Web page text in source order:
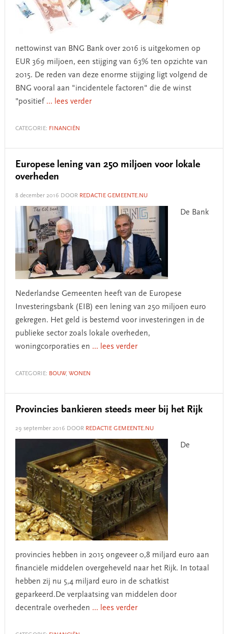
nettowinst van BNG Bank over 2016 is uitgekomen op
EUR 369 miljoen, een stijging van 63% ten opzichte van
2015. De reden van deze enorme stijging ligt volgend de
BNG vooral aan "incidentele factoren" die de winst
"positief ... lees verder
CATEGORIE: FINANCIËN
Europese lening van 250 miljoen voor lokale
overheden
8 december 2016 DOOR REDACTIE GEMEENTE.NU
De Bank
Nederlandse Gemeenten heeft van de Europese
Investeringsbank (EIB) een lening van 250 miljoen euro
gekregen. Het geld is bestemd voor investeringen in de
publieke sector zoals lokale overheden,
woningcorporaties en ... lees verder
CATEGORIE: BOUW, WONEN
Provincies bankieren steeds meer bij het Rijk
29 september 2016 DOOR REDACTIE GEMEENTE.NU
De
provincies hebben in 2015 ongeveer 0,8 miljard euro aan
financiële middelen overgeheveld naar het Rijk. In totaal
hebben zij nu 5,4 miljard euro in de schatkist
geparkeerd.De verplaatsing van middelen door
decentrale overheden ... lees verder